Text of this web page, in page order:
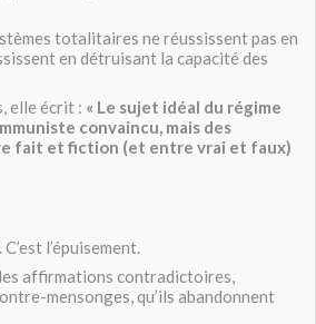
totalitaires ne réussissent pas en
en détruisant la capacité des
elle écrit : « Le sujet idéal du régime
convaincu, mais des
fait et fiction (et entre vrai et faux)
l’épuisement.
affirmations contradictoires,
mensonges, qu’ils abandonnent